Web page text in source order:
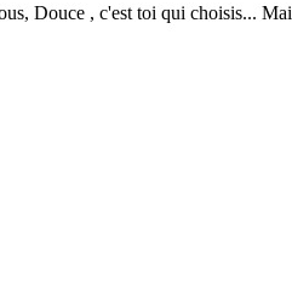
Douce , c'est toi qui choisis...